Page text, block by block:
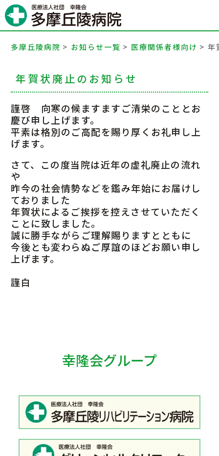
病院案内
入院のご案内
人間ドック・健診
地域医療連携
採用情報
代表 042-797-1511
多摩丘陵病院 > お知らせ一覧 > 医療関係者様向け > 年
年賀状廃止のお知らせ
謹啓 向寒の候ますますご清栄のこととお
慶び申し上げます。
平素は格別のご高配を賜り厚くお礼申し上
げます。
さて、この度当院は近年の虚礼廃止の流れ
や
昨今の社会情勢などを鑑み年始にお届けし
ておりました
年賀状によるご挨拶を控えさせていただく
ことに致しました。
誠に勝手ながらご理解賜りますとともに
今後とも変わらぬご厚誼のほどお願い申し
上げます。
謹白
幸隆会グループ